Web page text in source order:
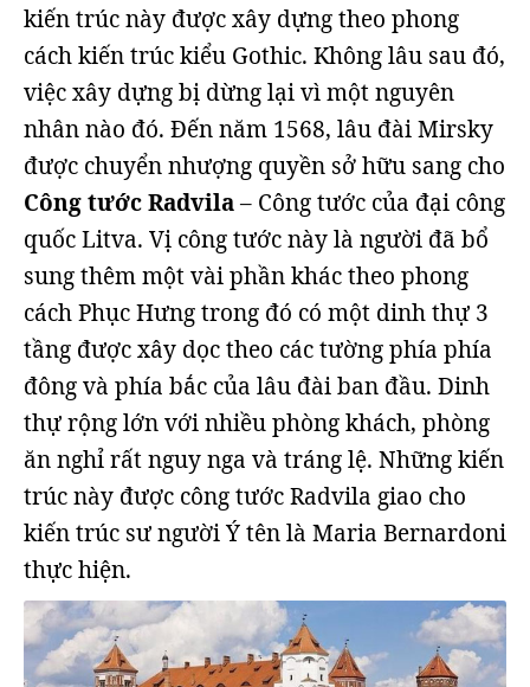
kiến trúc này được xây dựng theo phong
cách kiến trúc kiểu Gothic. Không lâu sau đó,
việc xây dựng bị dừng lại vì một nguyên
nhân nào đó. Đến năm 1568, lâu đài Mirsky
được chuyển nhượng quyền sở hữu sang cho
Công tước Radvila– Công tước của đại công
quốc Litva. Vị công tước này là người đã bổ
sung thêm một vài phần khác theo phong
cách Phục Hưng trong đó có một dinh thự 3
tầng được xây dọc theo các tường phía phía
đông và phía bắc của lâu đài ban đầu. Dinh
thự rộng lớn với nhiều phòng khách, phòng
ăn nghỉ rất nguy nga và tráng lệ. Những kiến
trúc này được công tước Radvila giao cho
kiến trúc sư người Ý tên là Maria Bernardoni
thực hiện.